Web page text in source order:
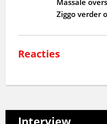
Ziggo verder
Reacties
Interview